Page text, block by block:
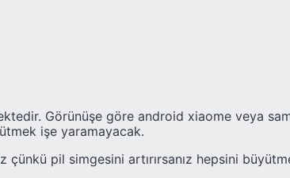
Görünüşe göre android xiaome veya
işe yaramayacak.
çünkü pil simgesini artırırsanız hepsini